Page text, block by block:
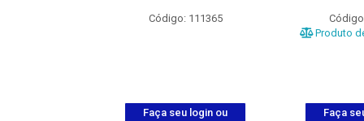
Código: 111365
Faça seu login ou
Produto
Faça